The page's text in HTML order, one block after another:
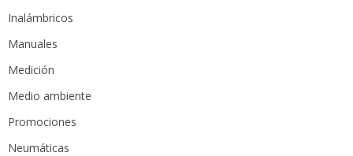
Inalámbricos
Manuales
Medición
Medio ambiente
Promociones
Neumáticas